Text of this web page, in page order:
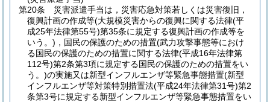
第20条
災害派遣手当は，災害応急対策若しくは災害復旧，
復興計画の作成等(大規模災害からの復興に関する法律(平
成25年法律第55号)第35条に規定する復興計画の作成等を
いう。) ，国民の保護のための措置(武力攻撃事態等におけ
る国民の保護のための措置に関する法律(平成16年法律第
112号)第2条第3項に規定する国民の保護のための措置をい
う。)の実施又は新型インフルエンザ等緊急事態措置(新型
インフルエンザ等対策特別措置法(平成24年法律第31号)第2
条第3号に規定する新型インフルエンザ等緊急事態措置をい